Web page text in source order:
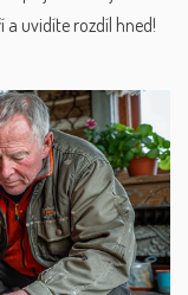
a uvidíte rozdíl hned!